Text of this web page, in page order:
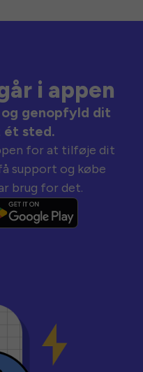
i appen
genopfyld dit
ét sted.
for at tilføje dit
support og købe
brug for det.